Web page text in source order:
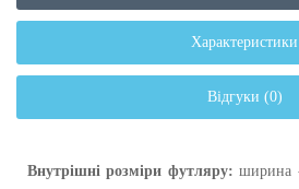
Характеристики
Відгуки (0)
Внутрішні розміри футляру: ширина